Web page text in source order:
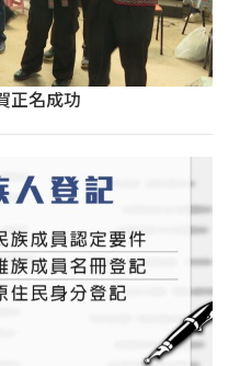
正名成功